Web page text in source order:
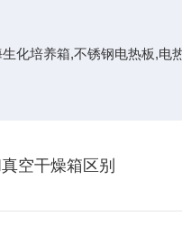
生化培养箱,不锈钢电热板,电
空干燥箱区别